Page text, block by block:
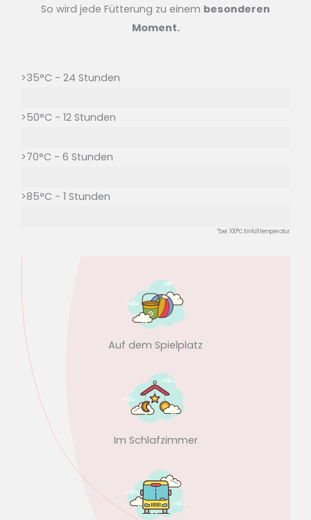
So wird jede Fütterung zu einem besonderen
Moment.
>35°C - 24 Stunden
>50°C - 12 Stunden
>70°C - 6 Stunden
>85°C - 1 Stunden
*bei 100°C Einfülltemperatur
Auf dem Spielplatz
Im Schlafzimmer